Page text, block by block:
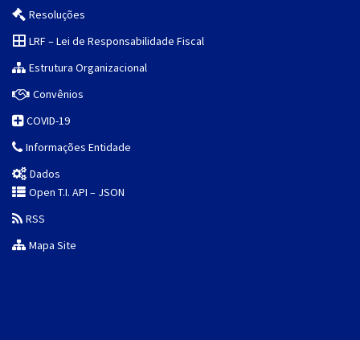
Resoluções
LRF – Lei de Responsabilidade Fiscal
Estrutura Organizacional
Convênios
COVID-19
Informações Entidade
Dados
Open T.I. API – JSON
RSS
Mapa Site